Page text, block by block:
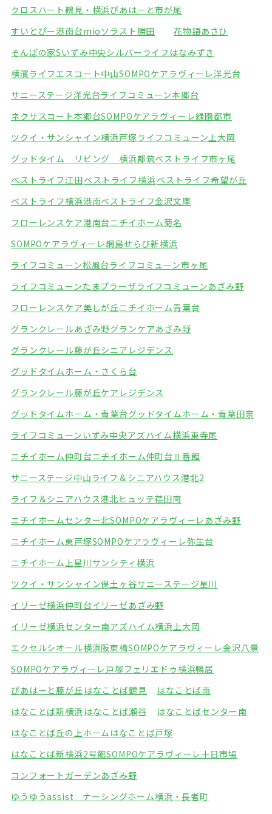
クロスハート鶴見・横浜ぴあはーと市が尾
すいとぴー港南台mio ソラスト勝田
花物語あさひ
そんぽの家Sいずみ中央シルバーライフはなみずき
横濱ライフエスコート中山SOMPOケアラヴィーレ洋光台
サニーステージ洋光台ライフコミューン本郷台
ネクサスコート本郷台SOMPOケアラヴィーレ緑園都市
ツクイ・サンシャイン横浜戸塚ライフコミューン上大岡
グッドタイム リビング 横浜都筑ベストライフ市ヶ尾
ベストライフ江田ベストライフ横浜ベストライフ希望が丘
ベストライフ横浜港南ベストライフ金沢文庫
フローレンスケア港南台ニチイホーム菊名
SOMPOケアラヴィーレ網島せらび新横浜
ライフコミューン松風台ライフコミューン市ヶ尾
ライフコミューンたまプラーザライフコミューンあざみ野
フローレンスケア美しが丘ニチイホーム青葉台
グランクレールあざみ野グランケアあざみ野
グランクレール藤が丘シニアレジデンス
グッドタイムホーム・さくら台
グランクレール藤が丘ケアレジデンス
グッドタイムホーム・青葉台グッドタイムホーム・青葉田奈
ライフコミューンいずみ中央アズハイム横浜東寺尾
ニチイホーム仲町台ニチイホーム仲町台Ⅱ番館
サニーステージ中山ライフ＆シニアハウス港北2
ライフ＆シニアハウス港北 ヒュッテ荏田南
ニチイホームセンター北SOMPOケアラヴィーレあざみ野
ニチイホーム東戸塚SOMPOケアラヴィーレ弥生台
ニチイホーム上星川 サンシティ横浜
ツクイ・サンシャイン保土ヶ谷サニーステージ星川
イリーゼ横浜仲町台イリーゼあざみ野
イリーゼ横浜センター南アズハイム横浜上大岡
エクセルシオール横浜阪東橋SOMPOケアラヴィーレ金沢八景
SOMPOケアラヴィーレ戸塚フェリエドゥ横浜鴨居
ぴあはーと藤が丘 はなことば鶴見
はなことば南
はなことば新横浜 はなことば瀬谷
はなことばセンター南
はなことば丘の上ホーム はなことば戸塚
はなことば新横浜2号館SOMPOケアラヴィーレ十日市場
コンフォートガーデンあざみ野
ゆうゆうassist ナーシングホーム横浜・長者町